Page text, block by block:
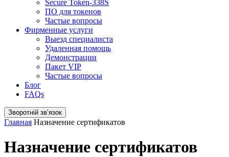
Secure Token-338S
ПО для токенов
Частые вопросы
Фирменные услуги
Выезд специалиста
Удаленная помощь
Демонстрации
Пакет VIP
Частые вопросы
Блог
FAQs
Зворотній звʼязок
Главная Назначение cертификатов
Назначение cертификатов